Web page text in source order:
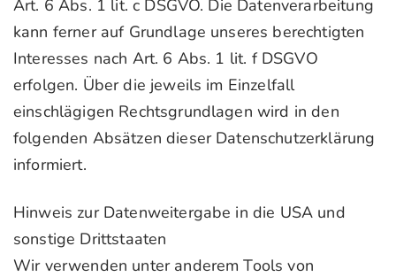
Art. 6 Abs. 1 lit. c DSGVO. Die Datenverarbeitung
kann ferner auf Grundlage unseres berechtigten
Interesses nach Art. 6 Abs. 1 lit. f DSGVO
erfolgen. Über die jeweils im Einzelfall
einschlägigen Rechtsgrundlagen wird in den
folgenden Absätzen dieser Datenschutzerklärung
informiert.
Hinweis zur Datenweitergabe in die USA und
sonstige Drittstaaten
Wir verwenden unter anderem Tools von